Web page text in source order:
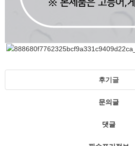
후기글
문의글
댓글